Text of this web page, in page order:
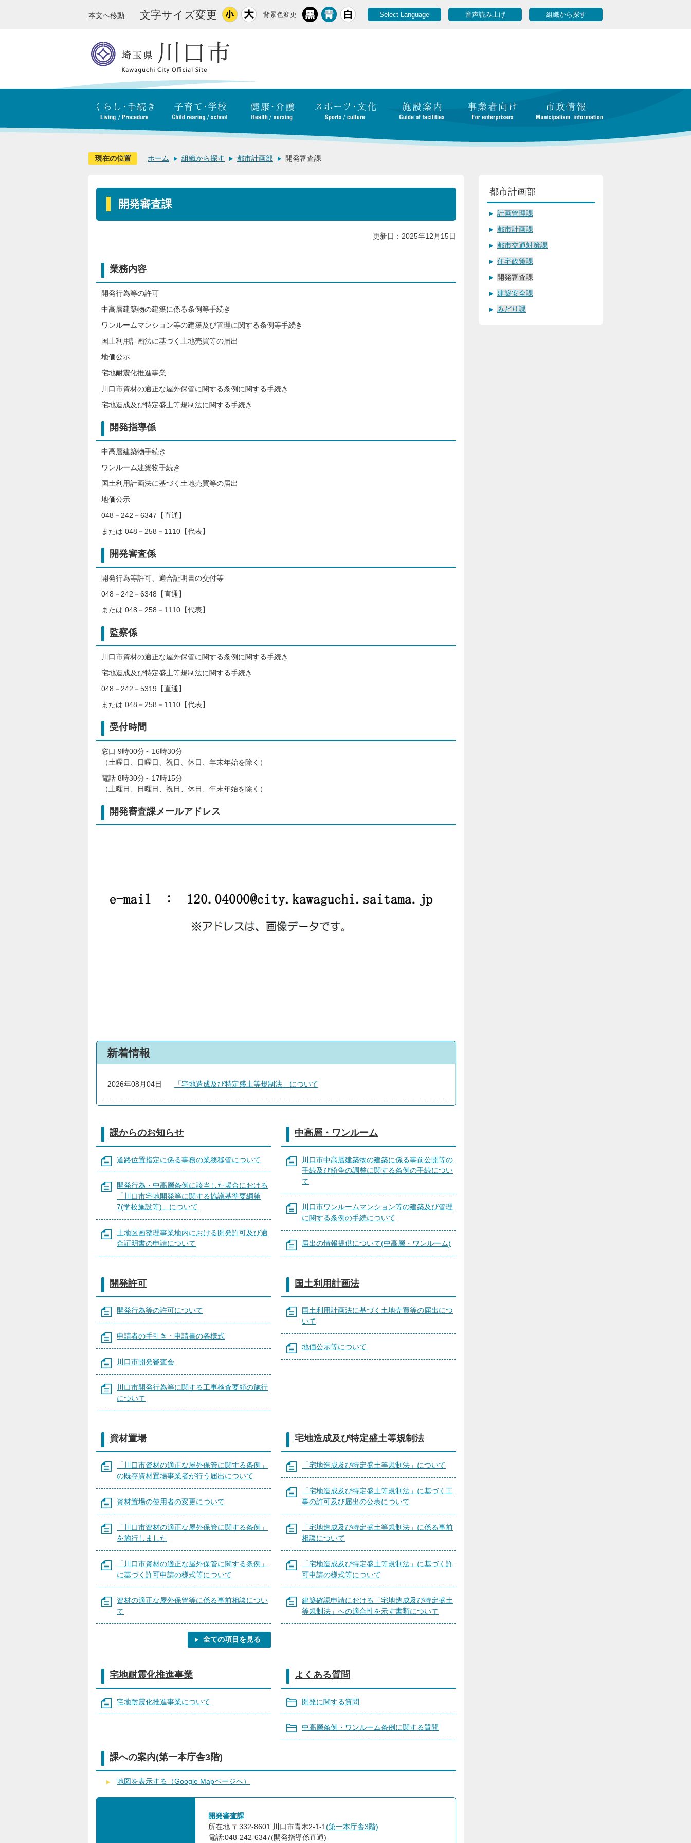
本文へ移動 文字サイズ変更 背景色変更 Select Language 音声読み上げ 組織から探す
現在の位置 ホーム 組織から探す 都市計画部 開発審査課
開発審査課
更新日：2025年12月15日
業務内容
開発行為等の許可
中高層建築物の建築に係る条例等手続き
ワンルームマンション等の建築及び管理に関する条例等手続き
国土利用計画法に基づく土地売買等の届出
地価公示
宅地耐震化推進事業
川口市資材の適正な屋外保管に関する条例に関する手続き
宅地造成及び特定盛土等規制法に関する手続き
開発指導係
中高層建築物手続き
ワンルーム建築物手続き
国土利用計画法に基づく土地売買等の届出
地価公示
048－242－6347【直通】
または 048－258－1110【代表】
開発審査係
開発行為等許可、適合証明書の交付等
048－242－6348【直通】
または 048－258－1110【代表】
監察係
川口市資材の適正な屋外保管に関する条例に関する手続き
宅地造成及び特定盛土等規制法に関する手続き
048－242－5319【直通】
または 048－258－1110【代表】
受付時間
窓口 9時00分～16時30分
（土曜日、日曜日、祝日、休日、年末年始を除く）
電話 8時30分～17時15分
（土曜日、日曜日、祝日、休日、年末年始を除く）
開発審査課メールアドレス
新着情報
2026年08月04日 「宅地造成及び特定盛土等規制法」について
課からのお知らせ
道路位置指定に係る事務の業務移管について
開発行為・中高層条例に該当した場合における
「川口市宅地開発等に関する協議基準要綱第
7(学校施設等)」について
土地区画整理事業地内における開発許可及び適
合証明書の申請について
中高層・ワンルーム
川口市中高層建築物の建築に係る事前公開等の
手続及び紛争の調整に関する条例の手続につい
て
川口市ワンルームマンション等の建築及び管理
に関する条例の手続について
届出の情報提供について(中高層・ワンルーム)
開発許可
開発行為等の許可について
申請者の手引き・申請書の各様式
川口市開発審査会
川口市開発行為等に関する工事検査要領の施行
について
国土利用計画法
国土利用計画法に基づく土地売買等の届出につ
いて
地価公示等について
資材置場
「川口市資材の適正な屋外保管に関する条例」
の既存資材置場事業者が行う届出について
資材置場の使用者の変更について
「川口市資材の適正な屋外保管に関する条例」
を施行しました
「川口市資材の適正な屋外保管に関する条例」
に基づく許可申請の様式等について
資材の適正な屋外保管等に係る事前相談につい
て
全ての項目を見る
宅地造成及び特定盛土等規制法
「宅地造成及び特定盛土等規制法」について
「宅地造成及び特定盛土等規制法」に基づく工
事の許可及び届出の公表について
「宅地造成及び特定盛土等規制法」に係る事前
相談について
「宅地造成及び特定盛土等規制法」に基づく許
可申請の様式等について
建築確認申請における「宅地造成及び特定盛土
等規制法」への適合性を示す書類について
宅地耐震化推進事業
宅地耐震化推進事業について
よくある質問
開発に関する質問
中高層条例・ワンルーム条例に関する質問
課への案内(第一本庁舎3階)
地図を表示する（Google Mapページへ）
開発審査課
所在地:〒332-8601 川口市青木2-1-1(第一本庁舎3階)
電話:048-242-6347(開発指導係直通)
都市計画部
計画管理課
都市計画課
都市交通対策課
住宅政策課
開発審査課
建築安全課
みどり課